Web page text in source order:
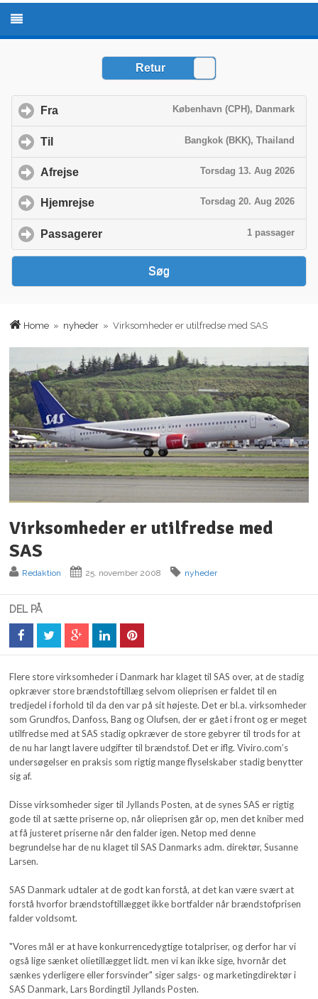
Home » nyheder » Virksomheder er utilfredse med SAS
Virksomheder er utilfredse med
SAS
Redaktion 25. november 2008 nyheder
DEL PÅ
Flere store virksomheder i Danmark har klaget til SAS over, at de stadig
opkræver store brændstoftillæg selvom olieprisen er faldet til en
tredjedel i forhold til da den var på sit højeste. Det er bl.a. virksomheder
som Grundfos, Danfoss, Bang og Olufsen, der er gået i front og er meget
utilfredse med at SAS stadig opkræver de store gebyrer til trods for at
de nu har langt lavere udgifter til brændstof. Det er iflg. Viviro.com’s
undersøgelser en praksis som rigtig mange flyselskaber stadig benytter
sig af.
Disse virksomheder siger til Jyllands Posten, at de synes SAS er rigtig
gode til at sætte priserne op, når olieprisen går op, men det kniber med
at få justeret priserne når den falder igen. Netop med denne
begrundelse har de nu klaget til SAS Danmarks adm. direktør, Susanne
Larsen.
SAS Danmark udtaler at de godt kan forstå, at det kan være svært at
forstå hvorfor brændstoftillægget ikke bortfalder når brændstofprisen
falder voldsomt.
"Vores mål er at have konkurrencedygtige totalpriser, og derfor har vi
også lige sænket olietillægget lidt. men vi kan ikke sige, hvornår det
sænkes yderligere eller forsvinder" siger salgs- og marketingdirektør i
SAS Danmark, Lars Bordingtil Jyllands Posten.